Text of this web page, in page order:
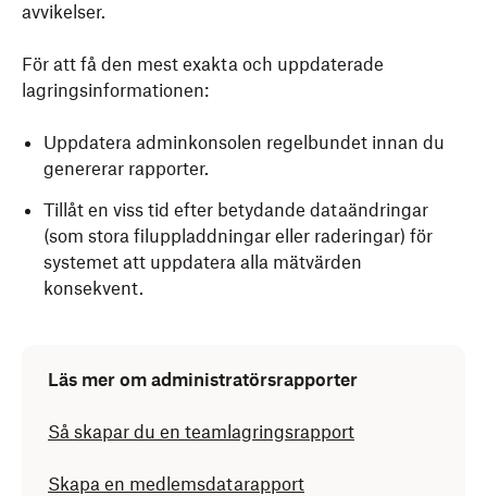
avvikelser.
För att få den mest exakta och uppdaterade
lagringsinformationen:
Uppdatera adminkonsolen regelbundet innan du
genererar rapporter.
Tillåt en viss tid efter betydande dataändringar
(som stora filuppladdningar eller raderingar) för
systemet att uppdatera alla mätvärden
konsekvent.
Läs mer om administratörsrapporter
Så skapar du en teamlagringsrapport
Skapa en medlemsdatarapport